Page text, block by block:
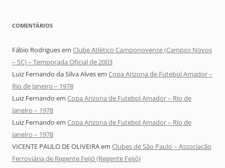
COMENTÁRIOS
Fábio Rodriguesem Clube Atlético Camponovense (Campos Novos
– SC) – Temporada Oficial de 2003
Luiz Fernando da Silva Alvesem Copa Arizona de Futebol Amador –
Rio de Janeiro – 1978
Luiz Fernando em Copa Arizona de Futebol Amador – Rio de
Janeiro – 1978
Luiz Fernando em Copa Arizona de Futebol Amador – Rio de
Janeiro – 1978
VICENTE PAULO DE OLIVEIRAem Clubes de São Paulo – Associação
Ferroviária de Regente Feijó (Regente Feijó)